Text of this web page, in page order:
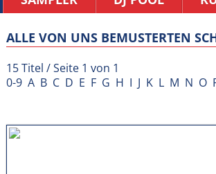
ALLE VON UNS BEMUSTERTEN
15 Titel / Seite 1 von 1
0-9 A B C D E F G H I J K L M N O